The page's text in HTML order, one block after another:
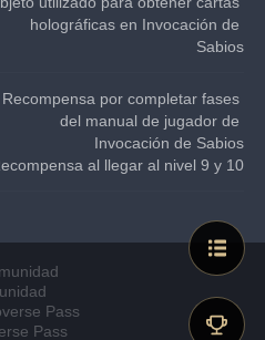
holográficas en Invocación de
Sabios
Recompensa por completar fases
del manual de jugador de
Invocación de Sabios
al llegar al nivel 9 y 10
Pass
Pass